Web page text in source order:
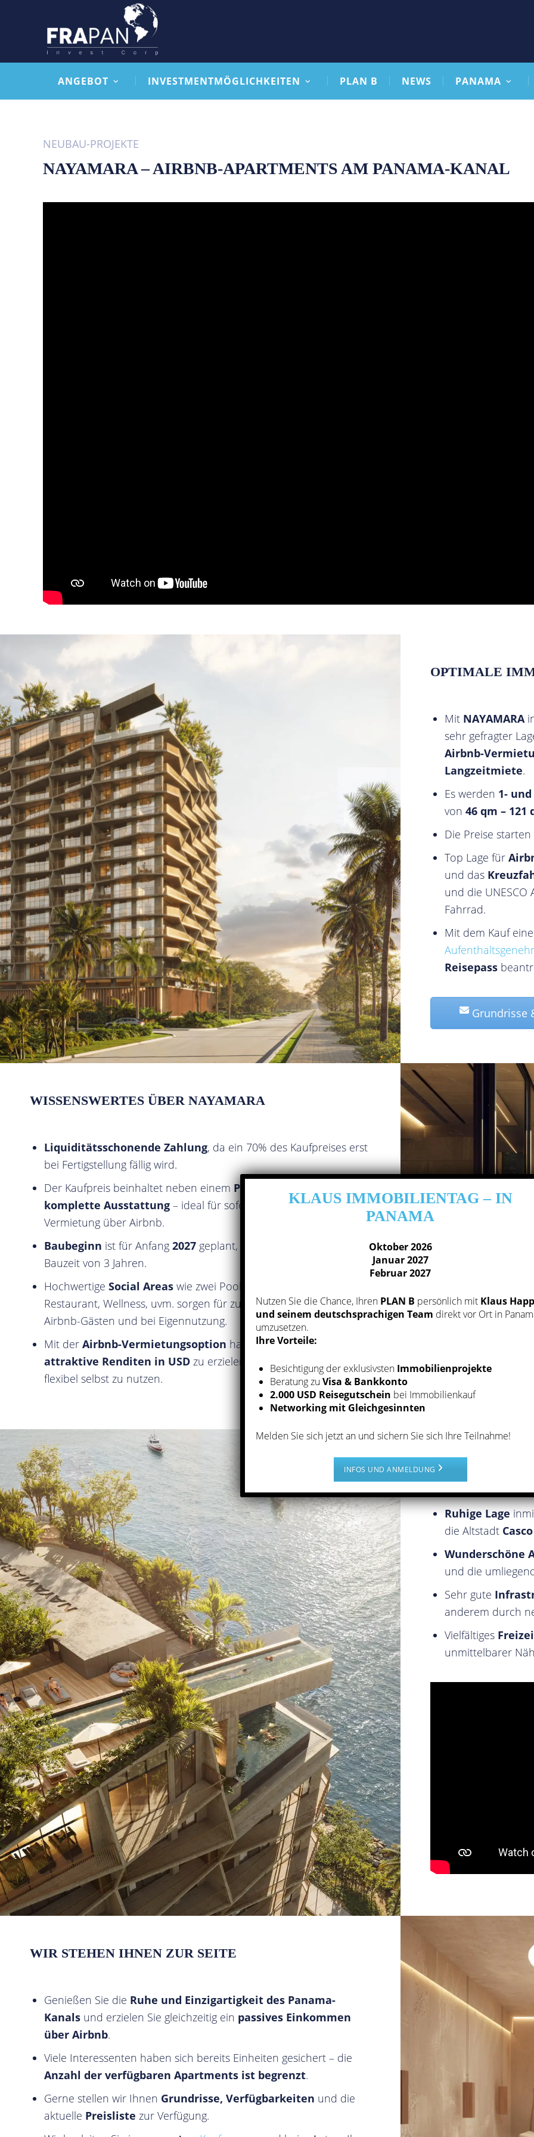
ANGEBOT INVESTMENTMÖGLICHKEITEN PLAN B NEWS PANAMA
NEUBAU-PROJEKTE
NAYAMARA – AIRBNB-APARTMENTS AM PANAMA-KANAL
OPTIMALE
Mit NAYAMARA
sehr gefragter
Airbnb-
Langzeitmiete.
Es werden 1-
von 46 qm – 121
Die Preise starten
Top Lage für
und das
und die
Fahrrad.
Mit dem Kauf
Reisepass
Grundrisse
WISSENSWERTES ÜBER NAYAMARA
Liquiditätsschonende Zahlung, da ein 70% des Kaufpreises erst
bei Fertigstellung fällig wird.
Der Kaufpreis beinhaltet neben einem Parkplatz
komplette Ausstattung – ideal für sofortige Eigennutzung oder
Vermietung über Airbnb.
Baubeginn ist für Anfang 2027 geplant, mit einer geschätzten
Bauzeit von 3 Jahren.
Hochwertige Social Areas wie zwei Pools, Fitness-Studio,
Restaurant, Wellness, uvm. sorgen für zusätzliche Attraktivität bei
Airbnb-Gästen und bei Eigennutzung.
Mit der Airbnb-Vermietungsoption haben Sie die Möglichkeit,
attraktive Renditen in USD zu erzielen und die Wohnung
flexibel selbst zu nutzen.
1A-LAGE FÜR
Ruhige Lage
die Altstadt
Wunderschöne
und die
Sehr gute
anderem durch
Vielfältiges
unmittelbarer
WIR STEHEN IHNEN ZUR SEITE
Genießen Sie die Ruhe und Einzigartigkeit des Panama-
Kanals und erzielen Sie gleichzeitig ein passives Einkommen
über Airbnb.
Viele Interessenten haben sich bereits Einheiten gesichert – die
Anzahl der verfügbaren Apartments ist begrenzt.
Gerne stellen wir Ihnen Grundrisse, Verfügbarkeiten und die
aktuelle Preisliste zur Verfügung.
KLAUS IMMOBILIENTAG – IN
PANAMA
Oktober 2026
Januar 2027
Februar 2027
Nutzen Sie die Chance, Ihren PLAN B persönlich mit Klaus
und seinem deutschsprachigen Team direkt vor Ort in
umzusetzen.
Ihre Vorteile:
Besichtigung der exklusivsten Immobilienprojekte
Beratung zuVisa & Bankkonto
2.000 USD Reisegutschein bei Immobilienkauf
Networking mit Gleichgesinnten
Melden Sie sich jetzt an und sichern Sie sich Ihre Teilnahme!
INFOS UND ANMELDUNG